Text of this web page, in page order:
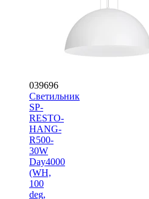
039696
Светильник
SP-
RESTO-
HANG-
R500-
30W
Day4000
(WH,
100
deg,